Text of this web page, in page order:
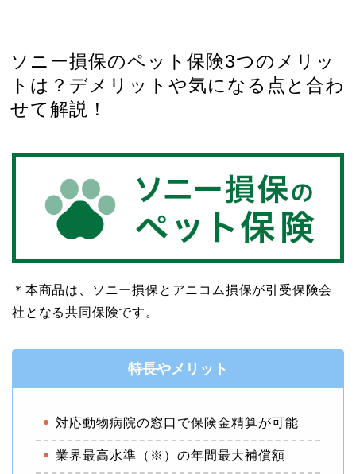
ソニー損保のペット保険3つのメリッ
トは？デメリットや気になる点と合わ
せて解説！
＊本商品は、ソニー損保とアニコム損保が引受保険会
社となる共同保険です。
特長やメリット
対応動物病院の窓口で保険金精算が可能
業界最高水準（※）の年間最大補償額